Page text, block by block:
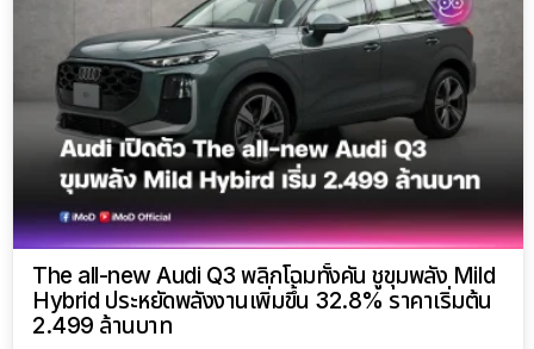
The all-new Audi Q3 พลิกโฉมทั้งคัน ชูขุมพลัง Mild
Hybrid ประหยัดพลังงานเพิ่มขึ้น 32.8% ราคาเริ่มต้น
2.499 ล้านบาท